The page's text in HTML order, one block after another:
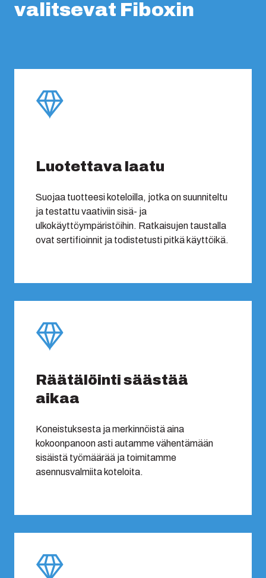
valitsevat Fiboxin
Luotettava laatu
Suojaa tuotteesi koteloilla, jotka on suunniteltu
ja testattu vaativiin sisä- ja
ulkokäyttöympäristöihin. Ratkaisujen taustalla
ovat sertifioinnit ja todistetusti pitkä käyttöikä.
Räätälöinti säästää
aikaa
Koneistuksesta ja merkinnöistä aina
kokoonpanoon asti autamme vähentämään
sisäistä työmäärää ja toimitamme
asennusvalmiita koteloita.